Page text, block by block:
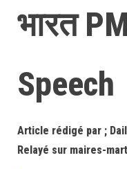
भारत
Speech
Article rédigé par ;
Relayé sur maires-